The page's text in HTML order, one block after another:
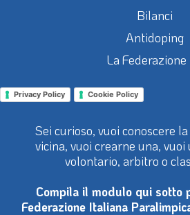
Bilanci
Antidoping
La Federazione
Privacy Policy Cookie Policy
Sei curioso, vuoi conoscere
vicina, vuoi crearne una, vuoi
volontario, arbitro o
Compila il modulo qui sotto
Federazione Italiana